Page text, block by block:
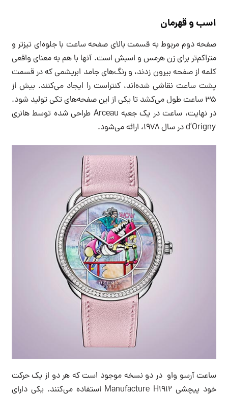
اسب و قهرمان
صفحه دوم مربوط به قسمت بالای صفحه ساعت با جلوه‌ای تیزتر و
متراکم‌تر برای زن هرمس و اسبش است. آنها با هم به معنای واقعی
کلمه از صفحه بیرون زدند، و رنگ‌های جامد ابریشمی که در قسمت
پشت ساعت نقاشی شده‌اند، کنتراست را ایجاد می‌کنند. بیش از
35 ساعت طول می‌کشد تا یکی از این صفحه‌های تکی تولید شود.
در نهایت، ساعت در یک جعبه Arceau طراحی شده توسط هانری
d’Origny در سال 1978، ارائه می‌شود.
ساعت آرسو واو در دو نسخه موجود است که هر دو از یک حرکت
خود پیچشی Manufacture H1912 استفاده می‌کنند. یکی دارای